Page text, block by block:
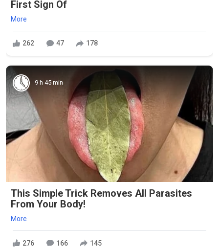
First Sign Of
More
262 47 178
9 h 45 min
This Simple Trick Removes All Parasites
From Your Body!
More
276 166 145